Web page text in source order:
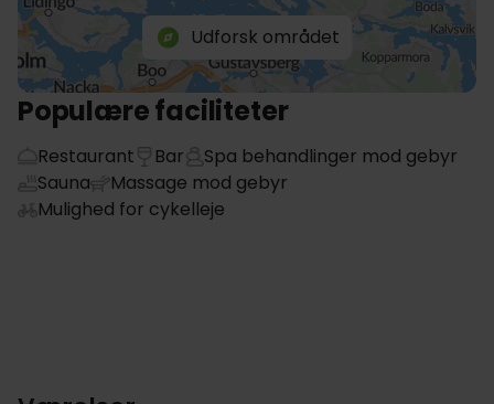
Udforsk området
Populære faciliteter
Restaurant Bar
Spa behandlinger mod gebyr
Sauna
Massage mod gebyr
Mulighed for cykelleje